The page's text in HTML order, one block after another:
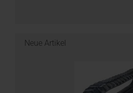
Neue Artikel